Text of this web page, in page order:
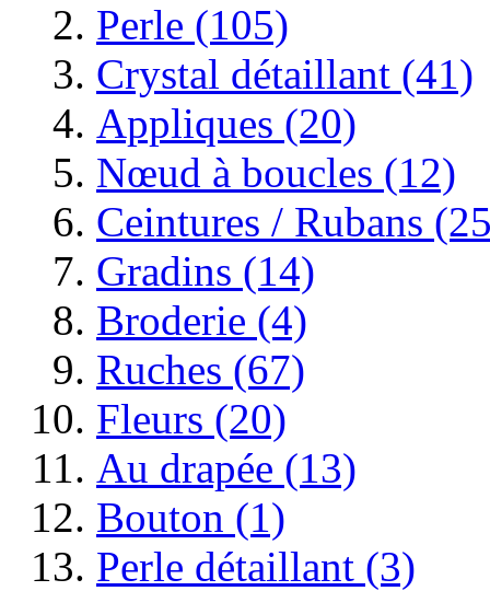
Perle (105)
Crystal détaillant (41)
Appliques (20)
Nœud à boucles (12)
Ceintures / Rubans
Gradins (14)
Broderie (4)
Ruches (67)
Fleurs (20)
Au drapée (13)
Bouton (1)
Perle détaillant (3)